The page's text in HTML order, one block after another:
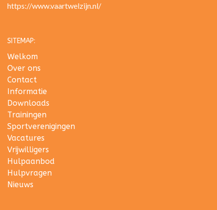
https://www.vaartwelzijn.nl/
SITEMAP:
Welkom
Over ons
Contact
Informatie
Downloads
Trainingen
Sportverenigingen
Vacatures
Vrijwilligers
Hulpaanbod
Hulpvragen
Nieuws